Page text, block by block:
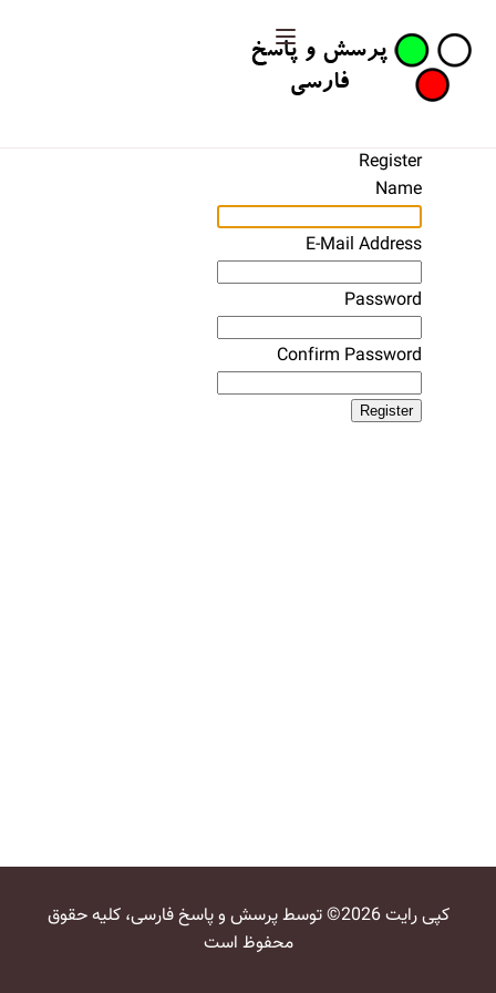
Register
Name
E-Mail Address
Password
Confirm Password
Register
کپی رایت 2026© توسط پرسش و پاسخ فارسی، کلیه حقوق
محفوظ است